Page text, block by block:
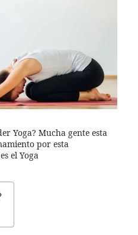
Yoga? Mucha gente esta
por esta
el Yoga